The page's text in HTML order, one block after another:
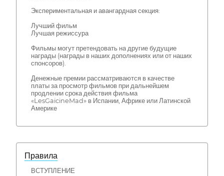
Экспериментальная и авангардная секция:
Лучший фильм
Лучшая режиссура
Фильмы могут претендовать на другие будущие
награды (награды в наших дополнениях или от наших
спонсоров).
Денежные премии рассматриваются в качестве
платы за просмотр фильмов при дальнейшем
продлении срока действия фильма
«LesGaicineMad» в Испании, Африке или Латинской
Америке
Правила
ВСТУПЛЕНИЕ